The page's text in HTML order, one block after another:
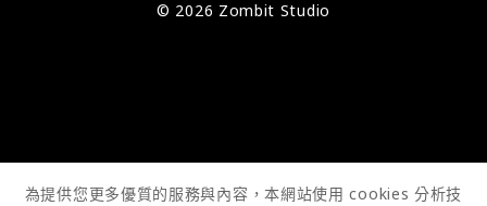
© 2026 Zombit Studio
為提供您更多優質的服務與內容，本網站使用 cookies 分析技